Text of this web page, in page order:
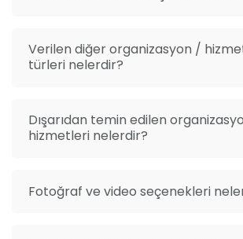
Melikgazi, Kayseri.
Verilen diğer organizasyon /
türleri nelerdir?
Dışarıdan temin edilen
hizmetleri nelerdir?
Fotoğraf ve video seçenekleri